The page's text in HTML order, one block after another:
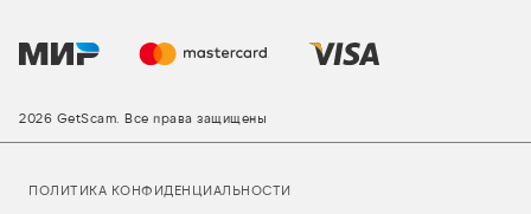
2026 GetScam. Все права защищены
ПОЛИТИКА КОНФИДЕНЦИАЛЬНОСТИ